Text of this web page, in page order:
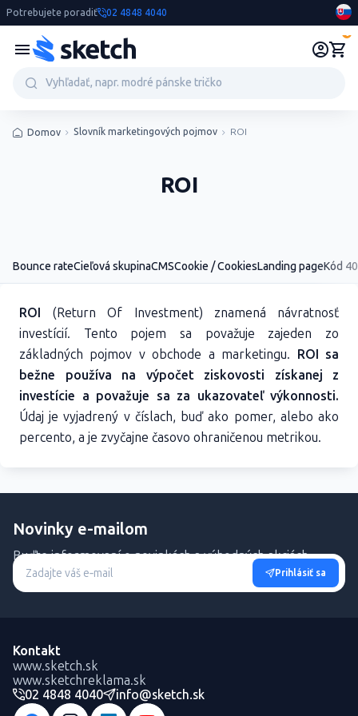
Potrebujete poradiť 02 4848 4040
Domov Slovník marketingových pojmov ROI
ROI
Bounce rateCieľová skupinaCMSCookie / CookiesLanding pageKód
ROI (Return Of Investment) znamená návratnosť
investícií. Tento pojem sa považuje zajeden zo
základných pojmov v obchode a marketingu. ROI sa
bežne používa na výpočet ziskovosti získanej z
investície a považuje sa za ukazovateľ výkonnosti.
Údaj je vyjadrený v číslach, buď ako pomer, alebo ako
percento, a je zvyčajne časovo ohraničenou metrikou.
Novinky e-mailom
Buďte informovaní o novinkách a výhodných akciách.
Prihlásiť sa
Kontakt
www.sketch.sk
www.sketchreklama.sk
02 4848 4040
info@sketch.sk